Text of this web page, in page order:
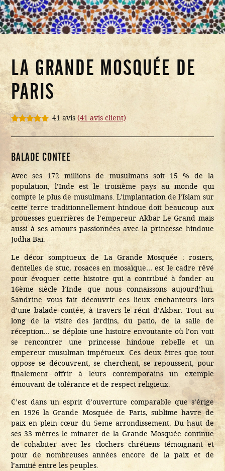
LA GRANDE MOSQUÉE DE
PARIS
Noté
4.95
sur 5
41
client
41 avis (41 avis client)
BALADE CONTEE
Avec ses 172 millions de musulmans soit 15 % de la
population, l’Inde est le troisième pays au monde qui
compte le plus de musulmans. L’implantation de l’Islam sur
cette terre traditionnellement hindoue doit beaucoup aux
prouesses guerrières de l’empereur Akbar Le Grand mais
aussi à ses amours passionnées avec la princesse hindoue
Jodha Bai.
Le décor somptueux de La Grande Mosquée : rosiers,
dentelles de stuc, rosaces en mosaïque… est le cadre rêvé
pour évoquer cette histoire qui a contribué à fonder au
16ème siècle l’Inde que nous connaissons aujourd’hui.
Sandrine vous fait découvrir ces lieux enchanteurs lors
d’une balade contée, à travers le récit d’Akbar. Tout au
long de la visite des jardins, du patio, de la salle de
réception… se déploie une histoire envoutante où l’on voit
se rencontrer une princesse hindoue rebelle et un
empereur musulman impétueux. Ces deux êtres que tout
oppose se découvrent, se cherchent, se repoussent, pour
finalement offrir à leurs contemporains un exemple
émouvant de tolérance et de respect religieux.
C’est dans un esprit d’ouverture comparable que s’érige
en 1926 la Grande Mosquée de Paris, sublime havre de
paix en plein cœur du 5eme arrondissement. Du haut de
ses 33 mètres le minaret de la Grande Mosquée continue
de cohabiter avec les clochers chrétiens témoignant et
pour de nombreuses années encore de la paix et de
l’amitié entre les peuples.